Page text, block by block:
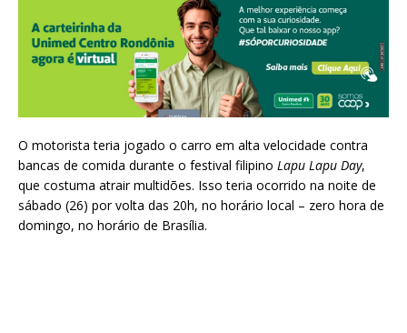
O motorista teria jogado o carro em alta velocidade contra
bancas de comida durante o festival filipino Lapu Lapu Day,
que costuma atrair multidões. Isso teria ocorrido na noite de
sábado (26) por volta das 20h, no horário local – zero hora de
domingo, no horário de Brasília.